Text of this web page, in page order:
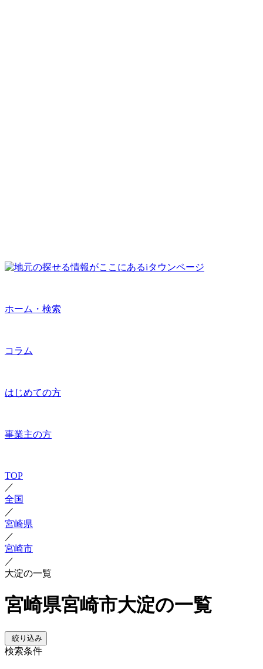
ホーム・検索
コラム
はじめての方
事業主の方
TOP
／
全国
／
宮崎県
／
宮崎市
／
大淀の一覧
宮崎県宮崎市大淀の一覧
絞り込み
検索条件